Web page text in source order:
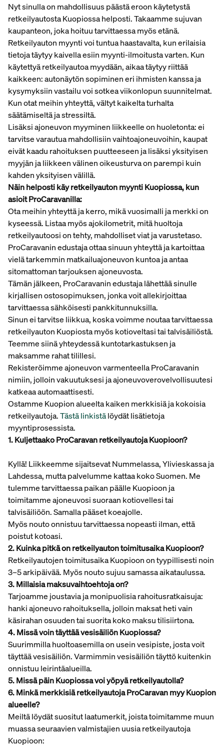
Nyt sinulla on mahdollisuus päästä eroon käytetystä
retkeilyautosta Kuopiossa helposti. Takaamme sujuvan
kaupanteon, joka hoituu tarvittaessa myös etänä.
Retkeilyauton myynti voi tuntua haastavalta, kun erilaisia
tietoja täytyy kaivella esiin myynti-ilmoitusta varten. Kun
käytettyä retkeilyautoa myydään, aikaa täytyy riittää
kaikkeen: autonäytön sopiminen eri ihmisten kanssa ja
kysymyksiin vastailu voi sotkea viikonlopun suunnitelmat.
Kun otat meihin yhteyttä, vältyt kaikelta turhalta
säätämiseltä ja stressiltä.
Lisäksi ajoneuvon myyminen liikkeelle on huoletonta: ei
tarvitse varautua mahdollisiin vaihtoajoneuvoihin, kaupat
eivät kaadu rahoituksen puutteeseen ja lisäksi yksityisen
myyjän ja liikkeen välinen oikeusturva on parempi kuin
kahden yksityisen välillä.
Näin helposti käy retkeilyauton myynti Kuopiossa, kun
asioit ProCaravanilla:
Ota meihin yhteyttä ja kerro, mikä vuosimalli ja merkki on
kyseessä. Listaa myös ajokilometrit, mitä huoltoja
retkeilyautoosi on tehty, mahdolliset viat ja varustetaso.
ProCaravanin edustaja ottaa sinuun yhteyttä ja kartoittaa
vielä tarkemmin matkailuajoneuvon kuntoa ja antaa
sitomattoman tarjouksen ajoneuvosta.
Tämän jälkeen, ProCaravanin edustaja lähettää sinulle
kirjallisen ostosopimuksen, jonka voit allekirjoittaa
tarvittaessa sähköisesti pankkitunnuksilla.
Sinun ei tarvitse liikkua, koska voimme noutaa tarvittaessa
retkeilyauton Kuopiosta myös kotioveltasi tai talvisäiliöstä.
Teemme siinä yhteydessä kuntotarkastuksen ja
maksamme rahat tilillesi.
Rekisteröimme ajoneuvon varmenteella ProCaravanin
nimiin, jolloin vakuutuksesi ja ajoneuvoverovelvollisuutesi
katkeaa automaattisesti.
Ostamme Kuopion alueelta kaiken merkkisiä ja kokoisia
retkeilyautoja.Tästä linkistälöydät lisätietoja
myyntiprosessista.
1. Kuljettaako ProCaravan retkeilyautoja Kuopioon?
Kyllä! Liikkeemme sijaitsevat Nummelassa, Ylivieskassa ja
Lahdessa, mutta palvelumme kattaa koko Suomen. Me
tulemme tarvittaessa paikan päälle Kuopioon ja
toimitamme ajoneuvosi suoraan kotiovellesi tai
talvisäiliöön. Samalla pääset koeajolle.
Myös nouto onnistuu tarvittaessa nopeasti ilman, että
poistut kotoasi.
2. Kuinka pitkä on retkeilyauton toimitusaika Kuopioon?
Retkeilyautojen toimitusaika Kuopioon on tyypillisesti noin
3–5 arkipäivää. Myös nouto sujuu samassa aikataulussa.
3. Millaisia maksuvaihtoehtoja on?
Tarjoamme joustavia ja monipuolisia rahoitusratkaisuja:
hanki ajoneuvo rahoituksella, jolloin maksat heti vain
käsirahan osuuden tai suorita koko maksu tilisiirtona.
4. Missä voin täyttää vesisäiliön Kuopiossa?
Suurimmilla huoltoasemilla on usein vesipiste, josta voit
täyttää vesisäiliön. Varmimmin vesisäiliön täyttö kuitenkin
onnistuu leirintäalueilla.
5. Missä päin Kuopiossa voi yöpyä retkeilyautolla?
6. Minkä merkkisiä retkeilyautoja ProCaravan myy Kuopion
alueelle?
Meiltä löydät suositut laatumerkit, joista toimitamme muun
muassa seuraavien valmistajien uusia retkeilyautoja
Kuopioon: